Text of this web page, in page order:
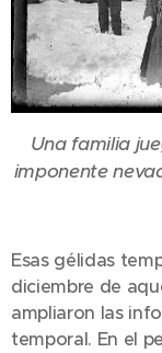
Una familia
imponente
Esas gélidas
diciembre de
ampliaron las
temporal. En el